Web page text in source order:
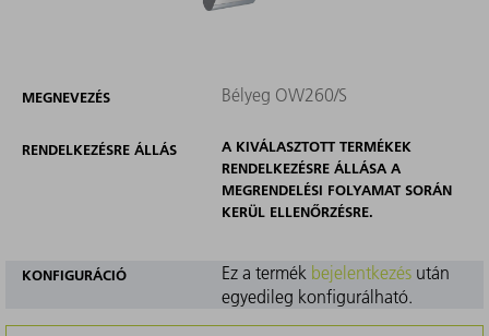
MEGNEVEZÉS Bélyeg OW260/S
RENDELKEZÉSRE ÁLLÁS
A KIVÁLASZTOTT TERMÉKEK
RENDELKEZÉSRE ÁLLÁSA A
MEGRENDELÉSI FOLYAMAT SORÁN
KERÜL ELLENŐRZÉSRE.
KONFIGURÁCIÓ Ez a termék bejelentkezésután
egyedileg konfigurálható.